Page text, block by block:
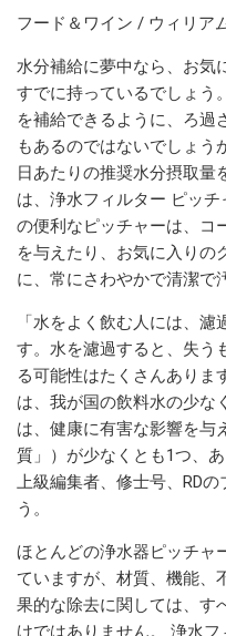
フード＆ワイン / ウィリア
水分補給に夢中なら、お気
すでに持っているでしょう
を補給できるように、ろ過
もあるのではないでしょう
日あたりの推奨水分摂取量
は、浄水フィルター ピッ
の便利なピッチャーは、コ
を与えたり、お気に入りの
に、常にさわやかで清潔で
「水をよく飲む人には、
す。水を濾過すると、失う
る可能性はたくさんありま
は、我が国の飲料水の少な
は、健康に有害な影響を与
質」）が少なくとも1つ、
上級編集者、修士号、RD
う。
ほとんどの浄水器ピッチャ
ていますが、材質、機能、
果的な除去に関しては、す
けではありません。 浄水